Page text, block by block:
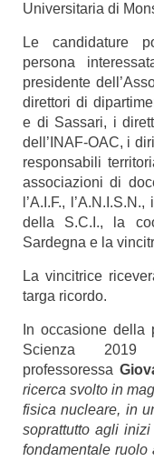
Universitaria di
Le candidature
persona
presidente
direttori di
e di Sassari, i
dell’INAF-OAC, i
responsabili
associazioni di
l’A.I.F.,
della S.C.I., la
Sardegna e la
La vincitrice
targa ricordo.
In occasione
Scienza
professoressa
ricerca svolto in
fisica nucleare, in
soprattutto agli
fondamentale